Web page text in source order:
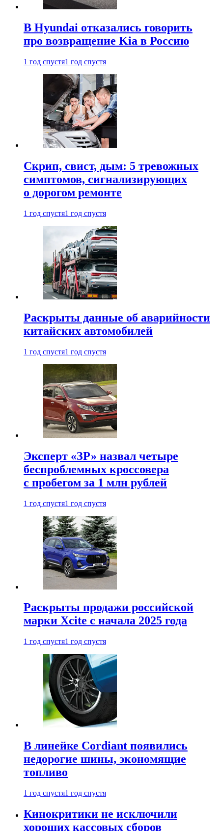
В Hyundai отказались говорить
про возвращение Kia в Россию
1 год спустя1 год спустя
Скрип, свист, дым: 5 тревожных
симптомов, сигнализирующих
о дорогом ремонте
1 год спустя1 год спустя
Раскрыты данные об аварийности
китайских автомобилей
1 год спустя1 год спустя
Эксперт «ЗР» назвал четыре
беспроблемных кроссовера
с пробегом за 1 млн рублей
1 год спустя1 год спустя
Раскрыты продажи российской
марки Xcite с начала 2025 года
1 год спустя1 год спустя
В линейке Cordiant появились
недорогие шины, экономящие
топливо
1 год спустя1 год спустя
Кинокритики не исключили
хороших кассовых сборов